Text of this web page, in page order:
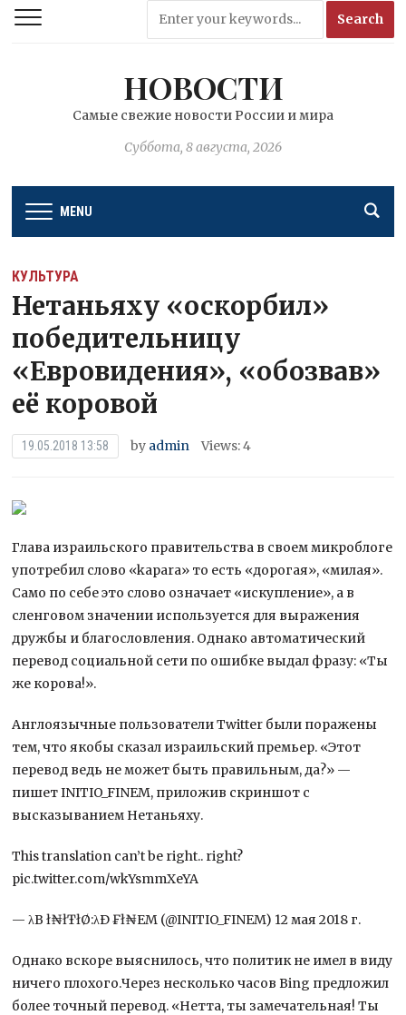
НОВОСТИ
Самые свежие новости России и мира
Суббота, 8 августа, 2026
MENU
КУЛЬТУРА
Нетаньяху «оскорбил»
победительницу
«Евровидения», «обозвав»
её коровой
19.05.2018 13:58 by admin Views: 4
Глава израильского правительства в своем микроблоге
употребил слово «kapara» то есть «дорогая», «милая».
Само по себе это слово означает «искупление», а в
сленговом значении используется для выражения
дружбы и благословления. Однако автоматический
перевод социальной сети по ошибке выдал фразу: «Ты
же корова!».
Англоязычные пользователи Twitter были поражены
тем, что якобы сказал израильский премьер. «Этот
перевод ведь не может быть правильным, да?» —
пишет INITIO_FINEM, приложив скриншот с
высказыванием Нетаньяху.
This translation can’t be right.. right?
pic.twitter.com/wkYsmmXeYA
— λB ł₦łŦłØ:λÐ ₣ł₦EM (@INITIO_FINEM) 12 мая 2018 г.
Однако вскоре выяснилось, что политик не имел в виду
ничего плохого.Через несколько часов Bing предложил
более точный перевод. «Нетта, ты замечательная! Ты